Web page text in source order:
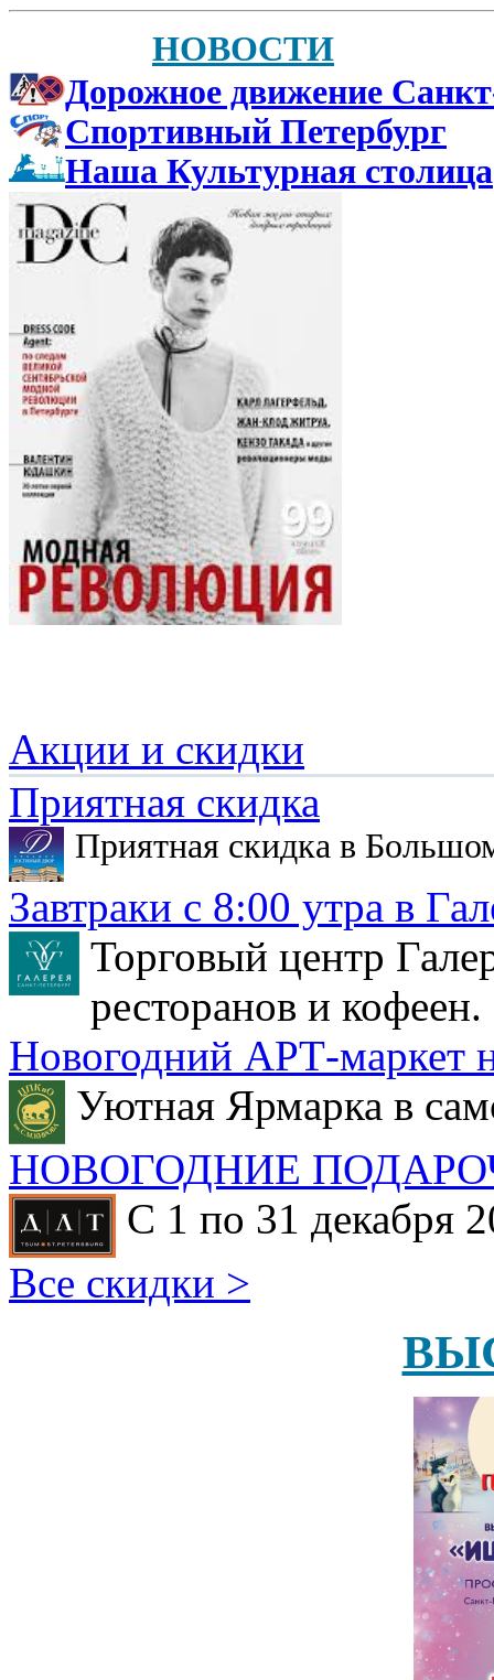
НОВОСТИ
Дорожное движение
Спортивный Петербург
Наша Культурная столица
Акции и скидки
Приятная скидка
Приятная скидка в
Завтраки с 8:00 утра в
Торговый центр
ресторанов и кофеен.
Новогодний АРТ-маркет
Уютная Ярмарка в
НОВОГОДНИЕ
С 1 по 31 декабря
Все скидки >